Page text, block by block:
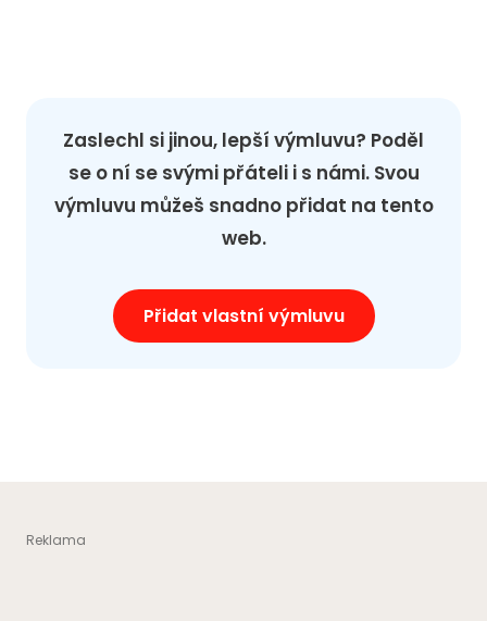
Zaslechl si jinou, lepší výmluvu? Poděl
se o ní se svými přáteli i s námi. Svou
výmluvu můžeš snadno přidat na tento
web.
Přidat vlastní výmluvu